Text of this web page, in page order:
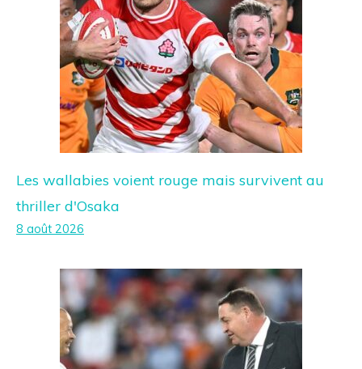
Les wallabies voient rouge mais survivent au
thriller d'Osaka
8 août 2026